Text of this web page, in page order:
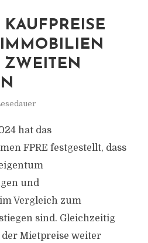
hat das
FPRE festgestellt, dass
und
Vergleich zum
sind. Gleichzeitig
Mietpreise weiter